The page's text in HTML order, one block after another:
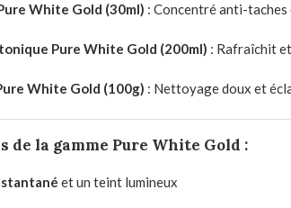
White Gold (30ml) : Concentré anti-
Pure White Gold (200ml) : Rafraîchit
White Gold (100g) : Nettoyage doux et
de la gamme Pure White Gold :
et un teint lumineux